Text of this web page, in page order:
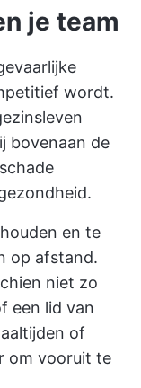
je team
wordt.
bovenaan de
en te
op afstand.
niet zo
een lid van
of
om vooruit te